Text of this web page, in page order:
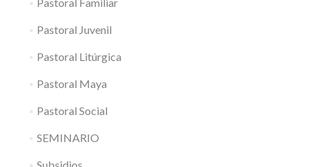
Pastoral Juvenil
Pastoral Litúrgica
Pastoral Maya
Pastoral Social
SEMINARIO